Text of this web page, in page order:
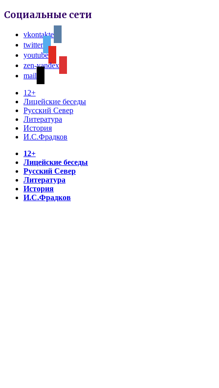
Социальные сети
vkontakte
twitter
youtube
zen-yandex
mail
12+
Лицейские беседы
Русский Север
Литература
История
И.С.Фрадков
12+
Лицейские беседы
Русский Север
Литература
История
И.С.Фрадков